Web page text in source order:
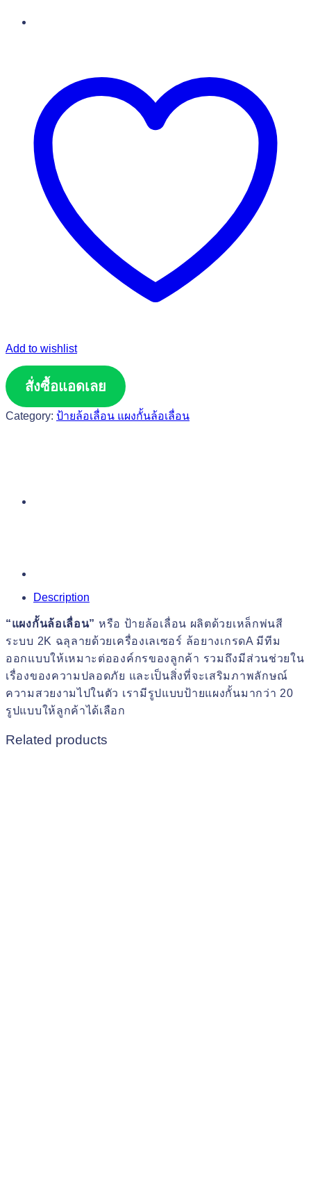
Add to wishlist
สั่งซื้อแอดเลย
Category: ป้ายล้อเลื่อน แผงกั้นล้อเลื่อน
Description
“แผงกั้นล้อเลื่อน” หรือ ป้ายล้อเลื่อน ผลิตด้วยเหล็กพ่นสี
ระบบ 2K ฉลุลายด้วยเครื่องเลเซอร์ ล้อยางเกรดA มีทีม
ออกแบบให้เหมาะต่อองค์กรของลูกค้า รวมถึงมีส่วนช่วยใน
เรื่องของความปลอดภัย และเป็นสิ่งที่จะเสริมภาพลักษณ์
ความสวยงามไปในตัว เรามีรูปแบบป้ายแผงกั้นมากว่า 20
รูปแบบให้ลูกค้าได้เลือก
Related products